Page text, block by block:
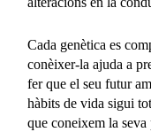
Cada genètica es
conèixer-la ajuda a
fer que el seu futur
hàbits de vida sigui
que coneixem la